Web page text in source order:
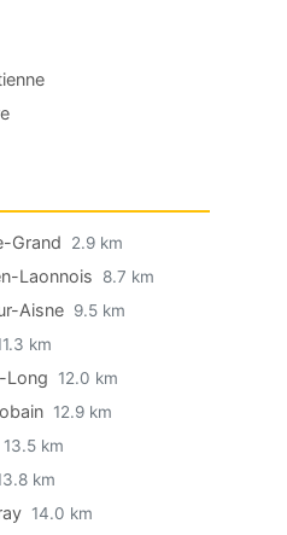
Grand 2.9 km
Laonnois 8.7 km
Aisne 9.5 km
km
Long 12.0 km
12.9 km
13.5 km
km
14.0 km